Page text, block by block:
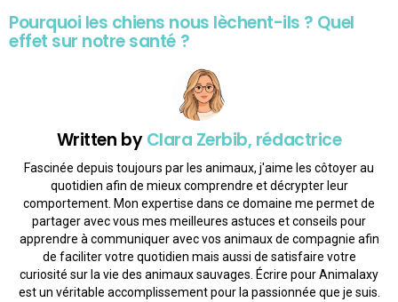
Pourquoi les chiens nous lèchent-ils ? Quel
effet sur notre santé ?
Written byClara Zerbib, rédactrice
Fascinée depuis toujours par les animaux, j'aime les côtoyer au
quotidien afin de mieux comprendre et décrypter leur
comportement. Mon expertise dans ce domaine me permet de
partager avec vous mes meilleures astuces et conseils pour
apprendre à communiquer avec vos animaux de compagnie afin
de faciliter votre quotidien mais aussi de satisfaire votre
curiosité sur la vie des animaux sauvages. Écrire pour Animalaxy
est un véritable accomplissement pour la passionnée que je suis.